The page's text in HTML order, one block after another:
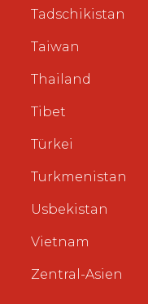
Tadschikistan
Taiwan
Thailand
Tibet
Türkei
Turkmenistan
Usbekistan
Vietnam
Zentral-Asien